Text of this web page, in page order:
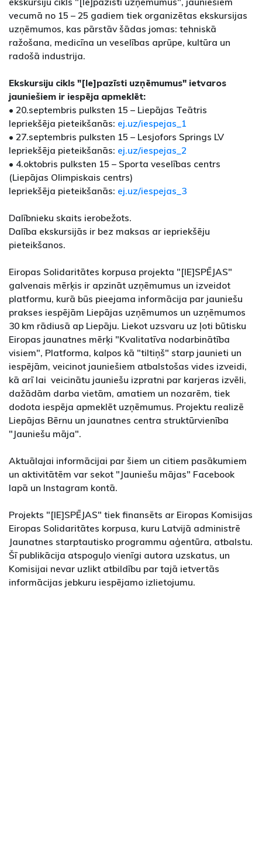
vecumā no 15 – 25 gadiem tiek organizētas ekskursijas
uzņēmumos, kas pārstāv šādas jomas: tehniskā
ražošana, medicīna un veselības aprūpe, kultūra un
radošā industrija.
Ekskursiju cikls "[Ie]pazīsti uzņēmumus" ietvaros
jauniešiem ir iespēja apmeklēt:
• 20.septembris pulksten 15 – Liepājas Teātris
Iepriekšēja pieteikšanās: ej.uz/iespejas_1
• 27.septembris pulksten 15 – Lesjofors Springs LV
Iepriekšēja pieteikšanās: ej.uz/iespejas_2
• 4.oktobris pulksten 15 – Sporta veselības centrs
(Liepājas Olimpiskais centrs)
Iepriekšēja pieteikšanās: ej.uz/iespejas_3
Dalībnieku skaits ierobežots.
Dalība ekskursijās ir bez maksas ar iepriekšēju
pieteikšanos.
Eiropas Solidaritātes korpusa projekta "[IE]SPĒJAS"
galvenais mērķis ir apzināt uzņēmumus un izveidot
platformu, kurā būs pieejama informācija par jauniešu
prakses iespējām Liepājas uzņēmumos un uzņēmumos
30 km rādiusā ap Liepāju. Liekot uzsvaru uz ļoti būtisku
Eiropas jaunatnes mērķi "Kvalitatīva nodarbinātība
visiem", Platforma, kalpos kā "tiltiņš" starp jaunieti un
iespējām, veicinot jauniešiem atbalstošas vides izveidi,
kā arī lai veicinātu jauniešu izpratni par karjeras izvēli,
dažādām darba vietām, amatiem un nozarēm, tiek
dodota iespēja apmeklēt uzņēmumus. Projektu realizē
Liepājas Bērnu un jaunatnes centra struktūrvienība
"Jauniešu māja".
Aktuālajai informācijai par šiem un citiem pasākumiem
un aktivitātēm var sekot "Jauniešu mājas" Facebook
lapā un Instagram kontā.
Projekts "[IE]SPĒJAS" tiek finansēts ar Eiropas Komisijas
Eiropas Solidaritātes korpusa, kuru Latvijā administrē
Jaunatnes starptautisko programmu aģentūra, atbalstu.
Šī publikācija atspoguļo vienīgi autora uzskatus, un
Komisijai nevar uzlikt atbildību par tajā ietvertās
informācijas jebkuru iespējamo izlietojumu.